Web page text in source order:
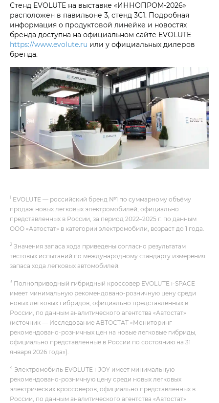
Стенд EVOLUTE на выставке «ИННОПРОМ-2026»
расположен в павильоне 3, стенд 3С1. Подробная
информация о продуктовой линейке и новостях
бренда доступна на официальном сайте EVOLUTE
https://www.evolute.ru или у официальных дилеров
бренда.
1 EVOLUTE — российский бренд №1 по суммарному объёму
продаж новых легковых электромобилей, официально
представленных в России, за период 2022–2025 г. по данным
ООО «Автостат» в категории электромобили, возраст до 1 года.
2 Значения запаса хода приведены согласно результатам
тестовых испытаний по международному стандарту измерения
запаса хода легковых автомобилей.
3 Полноприводный гибридный кроссовер EVOLUTE i‑SPACE
имеет минимальную рекомендовано-розничную цену среди
новых легковых гибридов, официально представленных в
России, по данным аналитического агентства «Автостат»
(источник — Исследование АВТОСТАТ «Мониторинг
рекомендовано-розничных цен на новые легковые гибриды,
официально представленные в России по состоянию на 31
января 2026 года»).
4 Электромобиль EVOLUTE i‑JOY имеет минимальную
рекомендовано-розничную цену среди новых легковых
электрических кроссоверов, официально представленных в
России, по данным аналитического агентства «Автостат»